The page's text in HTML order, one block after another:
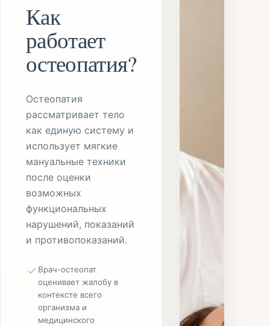
Как
работает
остеопатия?
Остеопатия
рассматривает тело
как единую систему и
использует мягкие
мануальные техники
после оценки
возможных
функциональных
нарушений, показаний
и противопоказаний.
Врач-остеопат
оценивает жалобу в
контексте всего
организма и
медицинского